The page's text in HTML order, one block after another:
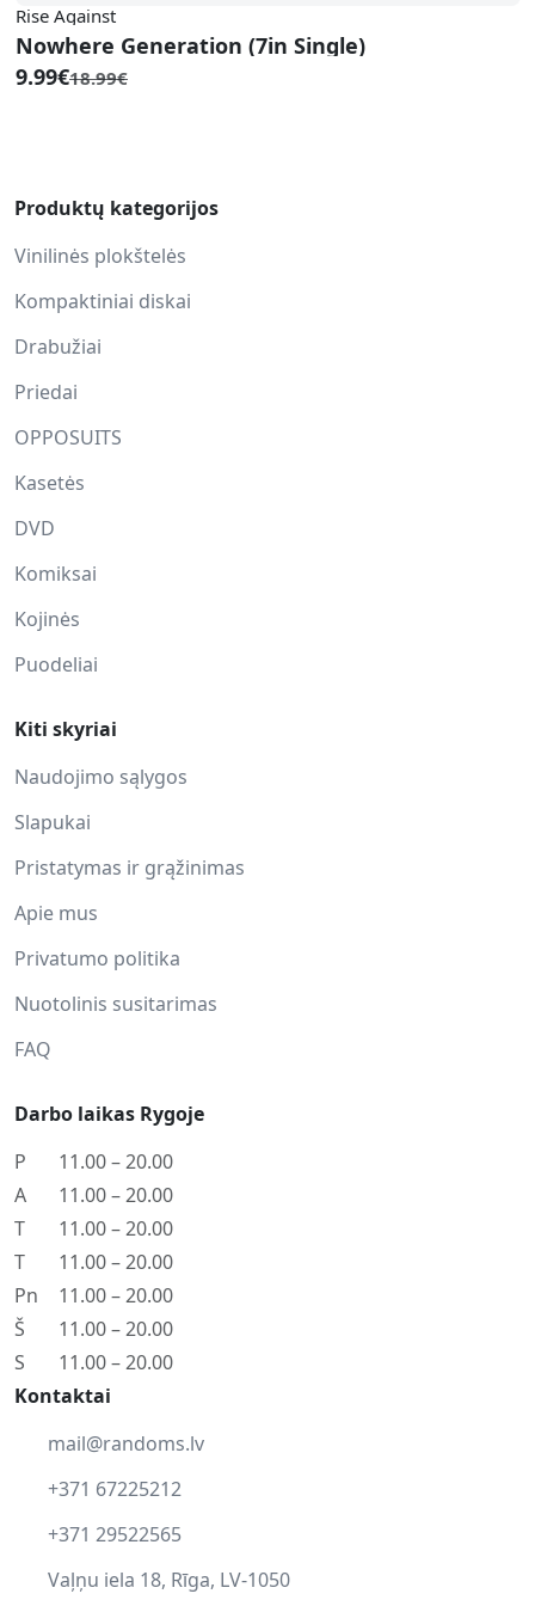
Rise Against
Nowhere Generation (7in Single)
9.99€18.99€
Produktų kategorijos
Vinilinės plokštelės
Kompaktiniai diskai
Drabužiai
Priedai
OPPOSUITS
Kasetės
DVD
Komiksai
Kojinės
Puodeliai
Kiti skyriai
Naudojimo sąlygos
Slapukai
Pristatymas ir grąžinimas
Apie mus
Privatumo politika
Nuotolinis susitarimas
FAQ
Darbo laikas Rygoje
P
11.00 – 20.00
A
11.00 – 20.00
T
11.00 – 20.00
T
11.00 – 20.00
Pn
11.00 – 20.00
Š
11.00 – 20.00
S
11.00 – 20.00
Kontaktai
mail@randoms.lv
+371 67225212
+371 29522565
Vaļņu iela 18, Rīga, LV-1050